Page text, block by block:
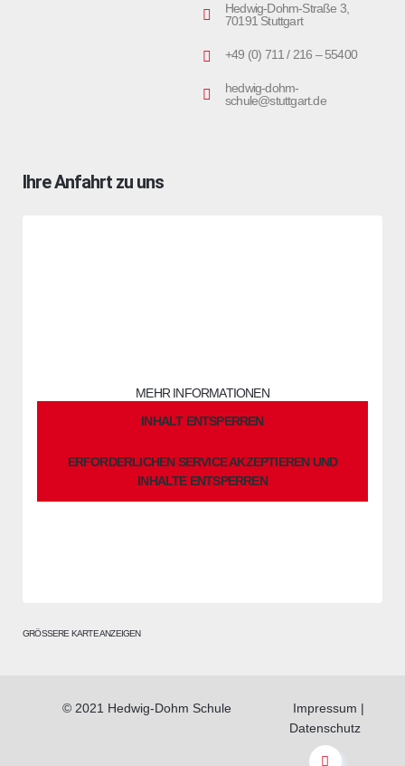
Hedwig-Dohm-Straße 3,
70191 Stuttgart
+49 (0) 711 / 216 – 55400
hedwig-dohm-
schule@stuttgart.de
Ihre Anfahrt zu uns
MEHR INFORMATIONEN
INHALT ENTSPERREN
ERFORDERLICHEN SERVICE AKZEPTIEREN UND
INHALTE ENTSPERREN
GRÖSSERE KARTE ANZEIGEN
© 2021 Hedwig-Dohm Schule Impressum |
Datenschutz